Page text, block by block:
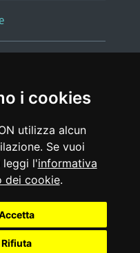
i cookies
utilizza alcun
Se vuoi
leggi l'informativa
dei cookie.
Rifiuta
|glossario
|feedback